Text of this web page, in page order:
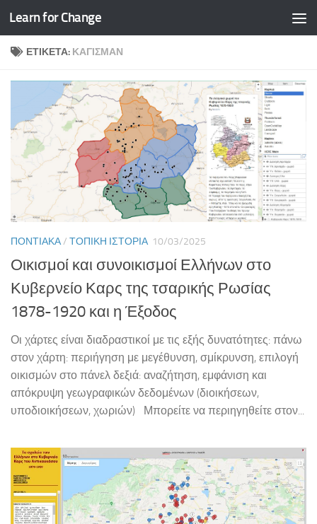
Skip to content
Learn for Change
ΕΤΙΚΈΤΑ: ΚΑΓΙΣΜΆΝ
ΠΟΝΤΙΑΚΆ/ ΤΟΠΙΚΉ ΙΣΤΟΡΊΑ 10/03/2025
Οικισμοί και συνοικισμοί Ελλήνων στο
Κυβερνείο Καρς της τσαρικής Ρωσίας
1878-1920 και η Έξοδος
Οι χάρτες είναι διαδραστικοί με τις εξής δυνατότητες: πάνω
στον χάρτη: περιήγηση με μεγέθυνση, σμίκρυνση, επιλογή
οικισμών στο πάνελ δεξιά: αναζήτηση, εμφάνιση και
απόκρυψη γεωγραφικών δεδομένων (διοικήσεων,
υποδιοικήσεων, χωριών) Μπορείτε να περιηγηθείτε στον...